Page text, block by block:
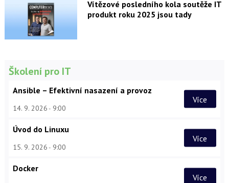
Vítězové posledního kola soutěže IT
produkt roku 2025 jsou tady
Školení pro IT
Ansible – Efektivní nasazení a provoz
14. 9. 2026 9:00
Více
Úvod do Linuxu
15. 9. 2026 9:00
Více
Docker
Více